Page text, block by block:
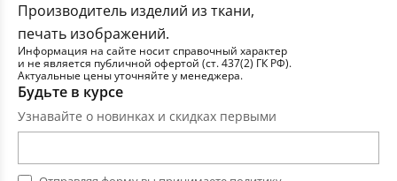
Производитель изделий из ткани,
печать изображений.
Информация на сайте носит справочный характер
и не является публичной офертой (ст. 437(2) ГК РФ).
Актуальные цены уточняйте у менеджера.
Будьте в курсе
Узнавайте о новинках и скидках первыми